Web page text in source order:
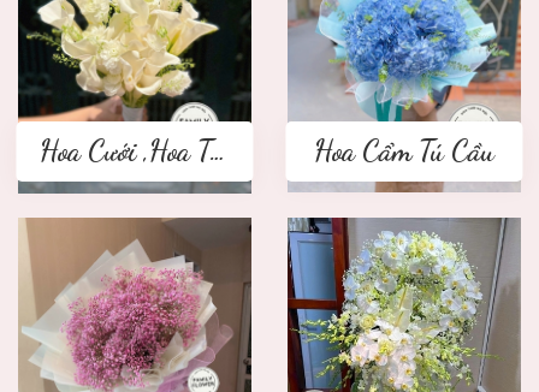
Hoa Cưới ,Hoa Tay Cầm Cô Dâu Hoa Cẩm Tú Cầu